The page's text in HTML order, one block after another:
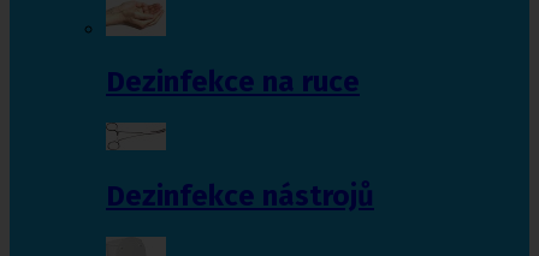
Dezinfekce na ruce
Dezinfekce nástrojů